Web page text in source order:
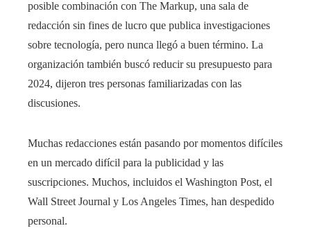
posible combinación con The Markup, una sala de
redacción sin fines de lucro que publica investigaciones
sobre tecnología, pero nunca llegó a buen término. La
organización también buscó reducir su presupuesto para
2024, dijeron tres personas familiarizadas con las
discusiones.
Muchas redacciones están pasando por momentos difíciles
en un mercado difícil para la publicidad y las
suscripciones. Muchos, incluidos el Washington Post, el
Wall Street Journal y Los Angeles Times, han despedido
personal.